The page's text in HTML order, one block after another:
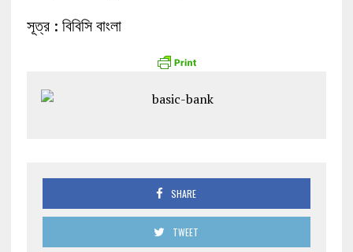
সূত্র : বিবিসি বাংলা
SHARE
TWEET